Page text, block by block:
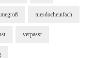
tuesdocheinfach
verpasst